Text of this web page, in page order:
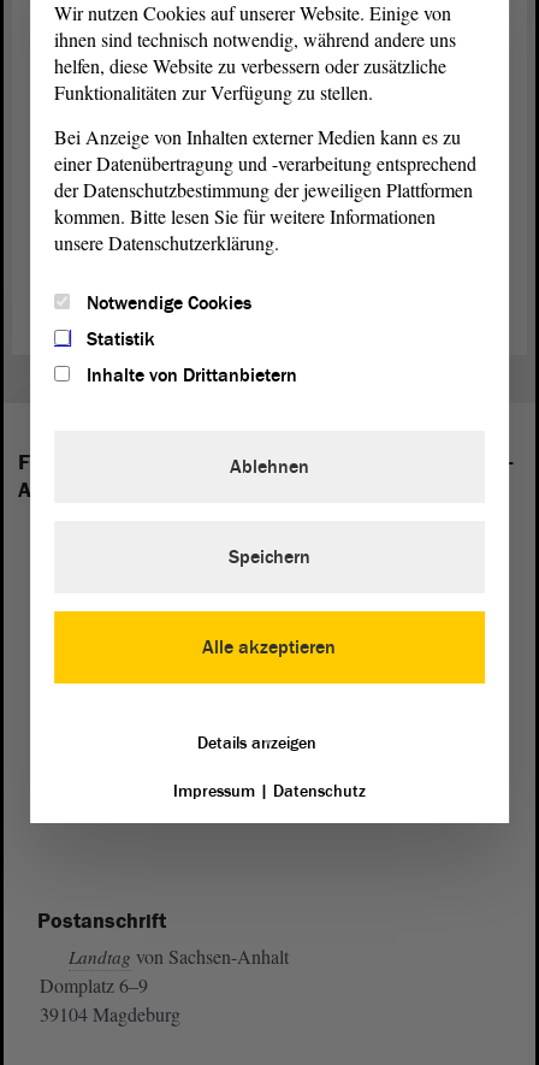
Eva von Angern (Mi.), Fraktions-Vorsitzende DIE LINKE
und Cornelia Lüddemann (BÜNDNIS 90/DIE GRÜNE),
gratulieren dem neuen Landtags-Präsidenten Dr. Gunnar
Schellenberger. Foto: Stefanie Böhme
Jetzt verabschieden sich auch viele Abgeordnete in die
Sommerferien. Die nächste Sitzung des Landtags ist für Mitte
September geplant. Dann wählen die Abgeordneten vermutlich auch
den neuen Minister-Präsidenten von Sachsen-Anhalt.
Folgende Fraktionen sind im Landtag von Sachsen-
Anhalt vertreten:
Postanschrift
Landtag von Sachsen-Anhalt
Domplatz 6–9
39104 Magdeburg
Wir nutzen Cookies auf unserer Website. Einige von
ihnen sind technisch notwendig, während andere uns
helfen, diese Website zu verbessern oder zusätzliche
Funktionalitäten zur Verfügung zu stellen.
Bei Anzeige von Inhalten externer Medien kann es zu
einer Datenübertragung und -verarbeitung entsprechend
der Datenschutzbestimmung der jeweiligen Plattformen
kommen. Bitte lesen Sie für weitere Informationen
unsere Datenschutzerklärung.
Notwendige Cookies
Statistik
Inhalte von Drittanbietern
Alle akzeptieren
Ablehnen
Speichern
Details anzeigen
Impressum| Datenschutz